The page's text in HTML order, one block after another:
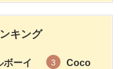
キング
ボーイ 3 Coco